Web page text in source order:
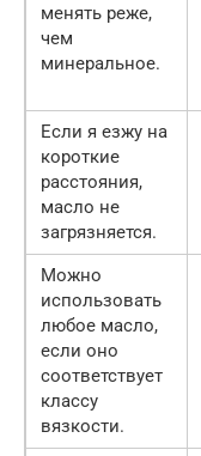
менять реже,
чем
минеральное.
Если я езжу на
короткие
расстояния,
масло не
загрязняется.
Можно
использовать
любое масло,
если оно
соответствует
классу
вязкости.